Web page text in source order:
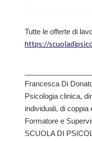
Tutte le offerte di
https://
Francesca Di
Psicologia clinica,
individuali, di coppia
Formatore e
SCUOLA DI